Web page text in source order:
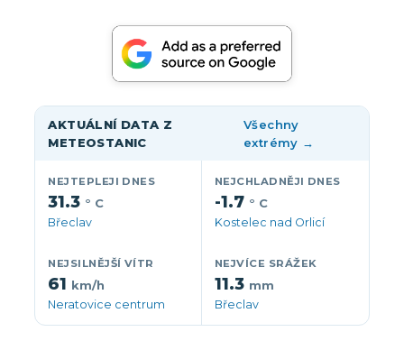
AKTUÁLNÍ DATA Z
METEOSTANIC
Všechny
extrémy →
NEJTEPLEJI DNES
31.3 ° C
Břeclav
NEJCHLADNĚJI DNES
-1.7 ° C
Kostelec nad Orlicí
NEJSILNĚJŠÍ VÍTR
61 km/h
Neratovice centrum
NEJVÍCE SRÁŽEK
11.3 mm
Břeclav